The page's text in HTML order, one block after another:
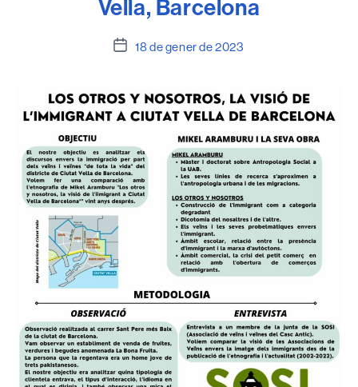
Vella, Barcelona
Data18 de gener de 2023